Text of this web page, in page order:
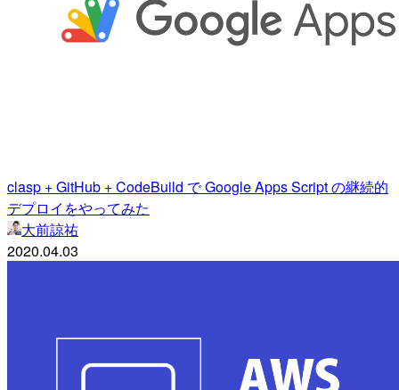
clasp + GitHub + CodeBuild で Google Apps Script の継続的
デプロイをやってみた
大前諒祐
2020.04.03